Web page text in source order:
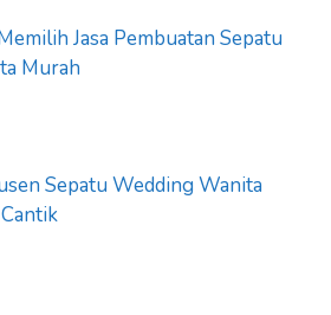
Jasa Pembuatan Sepatu
Murah
Sepatu Wedding Wanita